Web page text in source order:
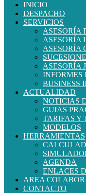
INICIO
DESPACHO
SERVICIOS
ASESORÍA
ASESORÍA
ASESORÍA
ASESORÍA
INFORMES
BUSINESS
ACTUALIDAD
NOTICIAS
GUIAS
TARIFAS Y
MODELOS
HERRAMIENTAS
AGENDA
ENLACES
AREA
CONTACTO